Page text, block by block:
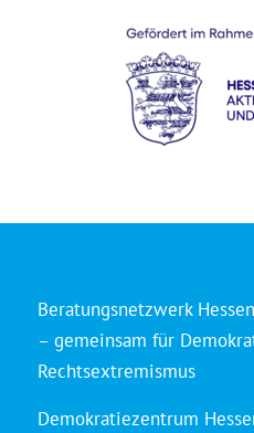
Beratungsnetzwerk Hessen
– gemeinsam für
Rechtsextremismus
Demokratiezentrum